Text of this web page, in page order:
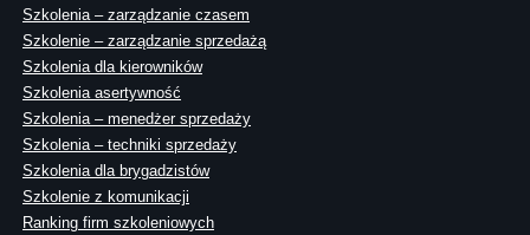
Szkolenia – zarządzanie czasem
Szkolenie – zarządzanie sprzedażą
Szkolenia dla kierowników
Szkolenia asertywność
Szkolenia – menedżer sprzedaży
Szkolenia – techniki sprzedaży
Szkolenia dla brygadzistów
Szkolenie z komunikacji
Ranking firm szkoleniowych